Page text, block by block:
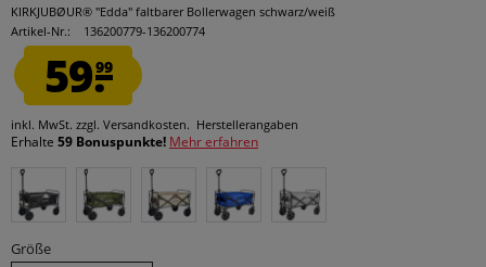
KIRKJUBØUR® "Edda" faltbarer Bollerwagen schwarz/weiß
Artikel-Nr.:
136200779-136200774
59.99
inkl. MwSt. zzgl. Versandkosten. Herstellerangaben
Erhalte 59 Bonuspunkte! Mehr erfahren
Größe